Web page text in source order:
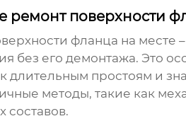
ремонт поверхности
фланца на месте
без его демонтажа. Это
длительным простоям и
методы, такие как
составов.